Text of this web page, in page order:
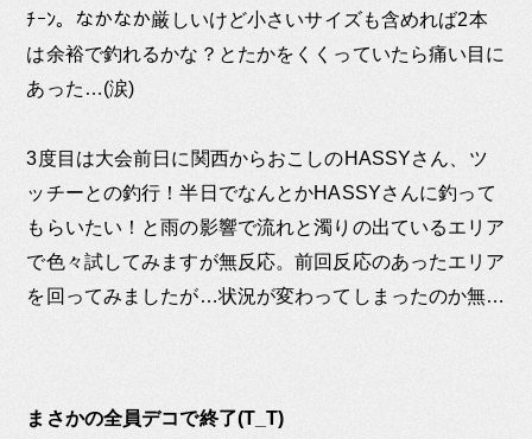
ﾁｰﾝ。なかなか厳しいけど小さいサイズも含めれば2本
は余裕で釣れるかな？とたかをくくっていたら痛い目に
あった…(涙)
3度目は大会前日に関西からおこしのHASSYさん、ツ
ッチーとの釣行！半日でなんとかHASSYさんに釣って
もらいたい！と雨の影響で流れと濁りの出ているエリア
で色々試してみますが無反応。前回反応のあったエリア
を回ってみましたが…状況が変わってしまったのか無…
まさかの全員デコで終了(T_T)